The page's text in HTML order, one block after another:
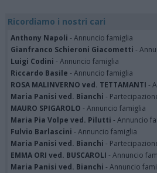
Ricordiamo i nostri cari
Anthony Napoli - Annuncio famiglia
Gianfranco Schieroni Giacometti -
Luigi Codini - Annuncio famiglia
Riccardo Basile - Annuncio famiglia
ROSA MALINVERNO ved. TETTAMANTI -
Maria Panisi ved. Bianchi -
MAURO SPIGAROLO - Annuncio famiglia
Maria Pia Volpe ved. Pilutti - Annuncio
Fulvio Barlascini - Annuncio famiglia
Maria Panisi ved. Bianchi -
EMMA ORI ved. BUSCAROLI - Annuncio
Maria Panisi ved. Bianchi - Annuncio